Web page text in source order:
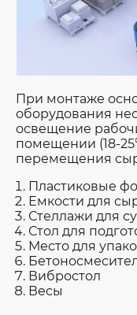
При монтаже
оборудования
освещение
помещении (18-
перемещения
Пластиковые
Емкости для
Стеллажи для
Стол для
Место для
Вибростол
Весы